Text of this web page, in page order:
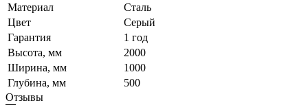
Материал
Сталь
Цвет
Серый
Гарантия
1 год
Высота, мм
2000
Ширина, мм
1000
Глубина, мм
500
Отзывы